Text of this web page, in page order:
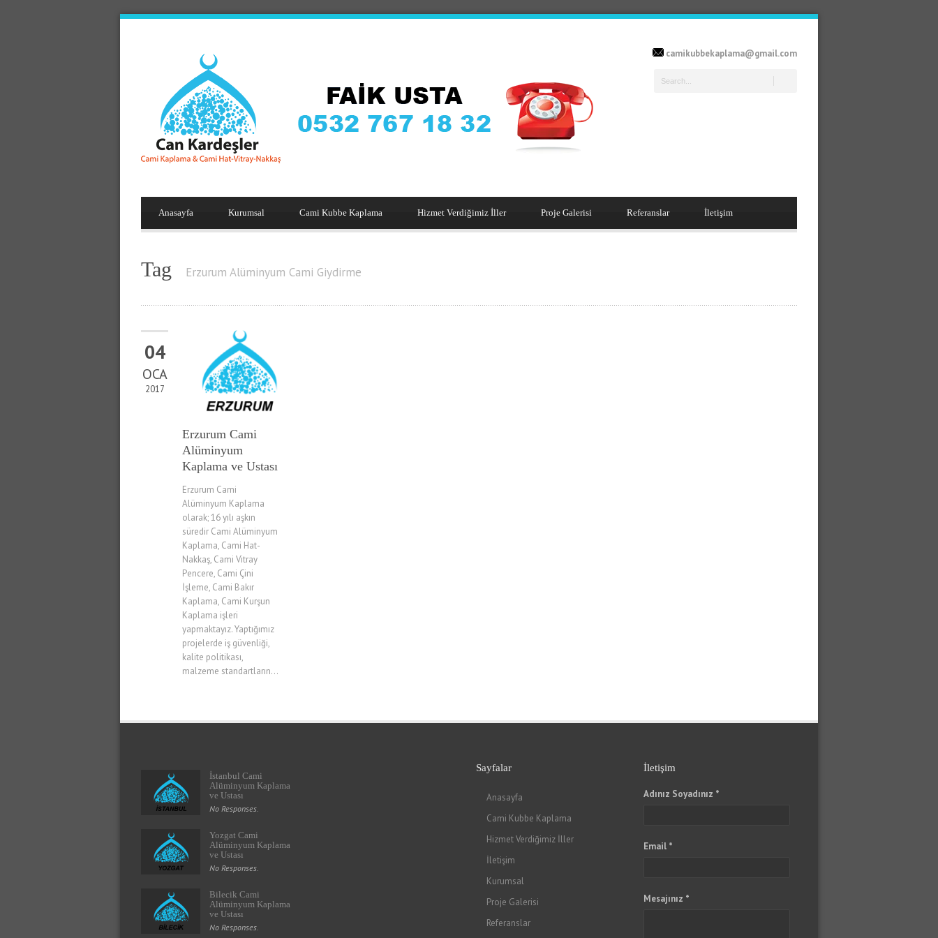
camikubbekaplama@gmail.com
Anasayfa Kurumsal Cami Kubbe Kaplama Hizmet Verdiğimiz İller Proje Galerisi Referanslar İletişim
Tag Erzurum Alüminyum Cami Giydirme
04
OCA
2017
Erzurum Cami
Alüminyum
Kaplama ve Ustası
Erzurum Cami
Alüminyum Kaplama
olarak; 16 yılı aşkın
süredir Cami Alüminyum
Kaplama, Cami Hat-
Nakkaş, Cami Vitray
Pencere, Cami Çini
İşleme, Cami Bakır
Kaplama, Cami Kurşun
Kaplama işleri
yapmaktayız. Yaptığımız
projelerde iş güvenliği,
kalite politikası,
malzeme standartların...
İstanbul Cami
Alüminyum Kaplama
ve Ustası
No Responses.
Yozgat Cami
Alüminyum Kaplama
ve Ustası
No Responses.
Bilecik Cami
Alüminyum Kaplama
ve Ustası
No Responses.
Sayfalar
Anasayfa
Cami Kubbe Kaplama
Hizmet Verdiğimiz İller
İletişim
Kurumsal
Proje Galerisi
Referanslar
İletişim
Adınız Soyadınız *
Email *
Mesajınız *